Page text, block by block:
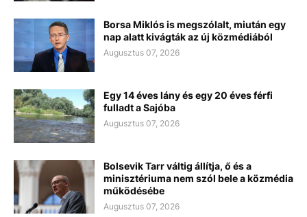
Borsa Miklós is megszólalt, miután egy
nap alatt kivágták az új közmédiából
Augusztus 07, 2026
Egy 14 éves lány és egy 20 éves férfi
fulladt a Sajóba
Augusztus 07, 2026
Bolsevik Tarr váltig állítja, ő és a
minisztériuma nem szól bele a közmédia
működésébe
Augusztus 07, 2026